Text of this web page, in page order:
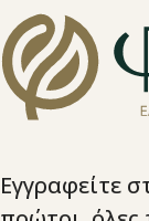
Εγγραφείτε